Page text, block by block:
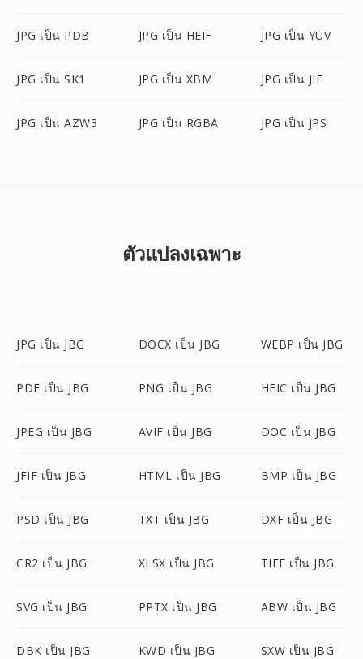
JPG เป็น PDB JPG เป็น HEIF JPG เป็น YUV
JPG เป็น SK1 JPG เป็น XBM JPG เป็น JIF
JPG เป็น AZW3 JPG เป็น RGBA JPG เป็น JPS
ตัวแปลงเฉพาะ
JPG เป็น JBG DOCX เป็น JBG WEBP เป็น JBG
PDF เป็น JBG PNG เป็น JBG HEIC เป็น JBG
JPEG เป็น JBG AVIF เป็น JBG DOC เป็น JBG
JFIF เป็น JBG HTML เป็น JBG BMP เป็น JBG
PSD เป็น JBG TXT เป็น JBG DXF เป็น JBG
CR2 เป็น JBG XLSX เป็น JBG TIFF เป็น JBG
SVG เป็น JBG PPTX เป็น JBG ABW เป็น JBG
DBK เป็น JBG KWD เป็น JBG SXW เป็น JBG